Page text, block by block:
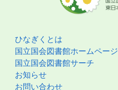
ひなぎくとは
国立国会図書館ホームページ
国立国会図書館サーチ
お知らせ
お問い合わせ